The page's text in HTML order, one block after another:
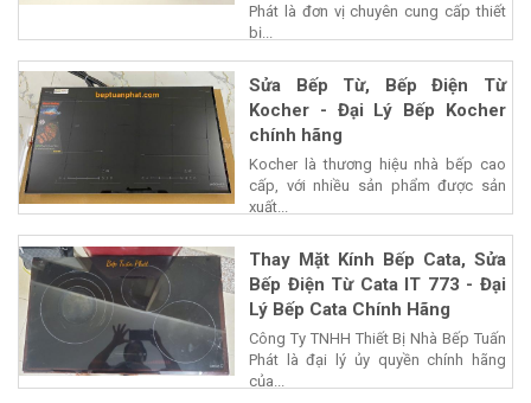
Phát là đơn vị chuyên cung cấp thiết
bị...
Sửa Bếp Từ, Bếp Điện Từ
Kocher - Đại Lý Bếp Kocher
chính hãng
Kocher là thương hiệu nhà bếp cao
cấp, với nhiều sản phẩm được sản
xuất...
Thay Mặt Kính Bếp Cata, Sửa
Bếp Điện Từ Cata IT 773 - Đại
Lý Bếp Cata Chính Hãng
Công Ty TNHH Thiết Bị Nhà Bếp Tuấn
Phát là đại lý ủy quyền chính hãng
của...